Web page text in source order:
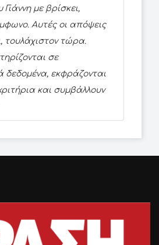
με βρίσκει,
Αυτές οι απόψεις
τουλάχιστον τώρα.
σε
δεδομένα, εκφράζονται
και συμβάλλουν